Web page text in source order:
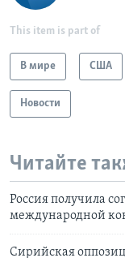
This item is part of
В мире США
Новости
Читайте
Россия получила
международной
Сирийская